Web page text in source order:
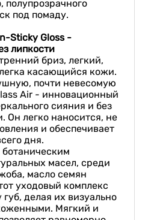
полупрозрачного
под помаду.
Sticky Gloss -
липкости
бриз, легкий,
касающийся кожи.
почти невесомую
Air - инновационный
сияния и без
Он легко наносится, не
и обеспечивает
дня.
масел, среди
масло семян
уходовый комплекс
делая их визуально
Мягкий и